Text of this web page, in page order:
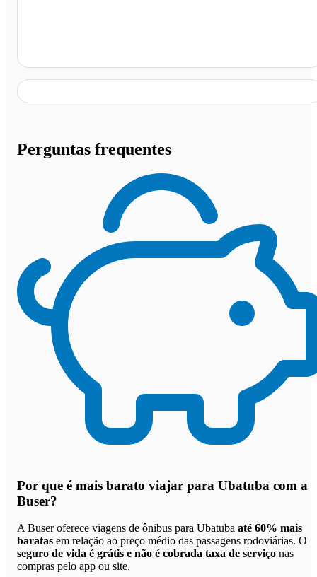
Perguntas frequentes
Por que é mais barato viajar para Ubatuba com a
Buser?
A Buser oferece viagens de ônibus para Ubatuba até 60% mais
baratas em relação ao preço médio das passagens rodoviárias. O
seguro de vida é grátis e não é cobrada taxa de serviço nas
compras pelo app ou site.